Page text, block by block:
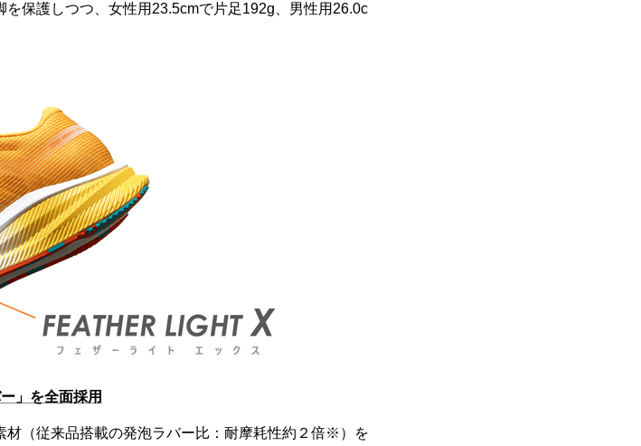
保護しつつ、女性用23.5cmで片足192g、男性用26.0c
」を全面採用
材（従来品搭載の発泡ラバー比：耐摩耗性約２倍※）を